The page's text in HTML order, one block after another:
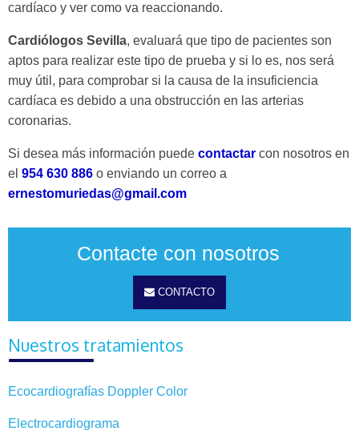
cardíaco y ver como va reaccionando.
Cardiólogos Sevilla, evaluará que tipo de pacientes son
aptos para realizar este tipo de prueba y si lo es, nos será
muy útil, para comprobar si la causa de la insuficiencia
cardíaca es debido a una obstrucción en las arterias
coronarias.
Si desea más información puede contactar con nosotros en
el 954 630 886 o enviando un correo a
ernestomuriedas@gmail.com
Contacte con nosotros
CONTACTO
Nuestros tratamientos
Ecocardiografías Doppler Color
Electrocardiograma